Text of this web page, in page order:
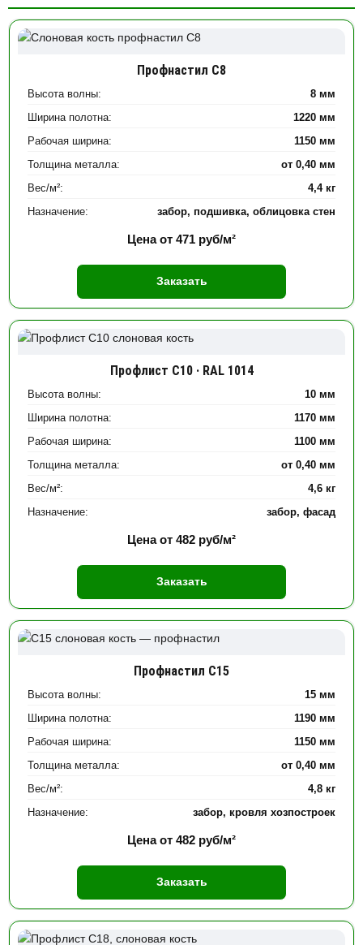
Профнастил С8
Высота волны:
8 мм
Ширина полотна:
1220 мм
Рабочая ширина:
1150 мм
Толщина металла:
от 0,40 мм
Вес/м²:
4,4 кг
Назначение:
забор, подшивка, облицовка стен
Цена от 471 руб/м²
Заказать
Профлист С10 · RAL 1014
Высота волны:
10 мм
Ширина полотна:
1170 мм
Рабочая ширина:
1100 мм
Толщина металла:
от 0,40 мм
Вес/м²:
4,6 кг
Назначение:
забор, фасад
Цена от 482 руб/м²
Заказать
Профнастил С15
Высота волны:
15 мм
Ширина полотна:
1190 мм
Рабочая ширина:
1150 мм
Толщина металла:
от 0,40 мм
Вес/м²:
4,8 кг
Назначение:
забор, кровля хозпостроек
Цена от 482 руб/м²
Заказать